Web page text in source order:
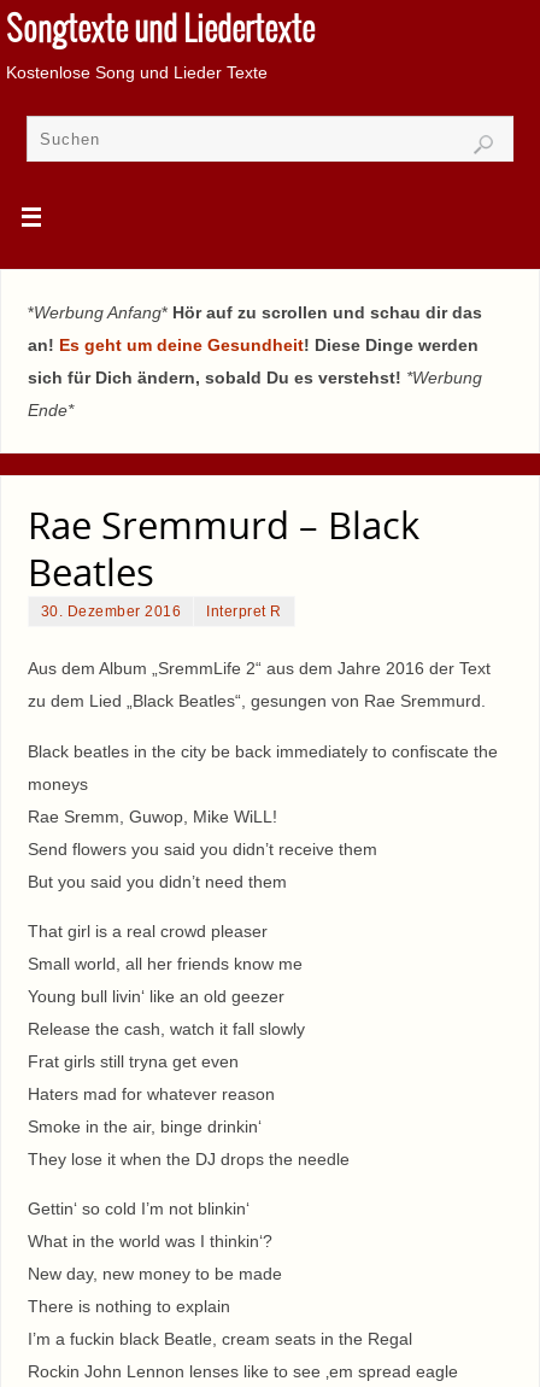
Songtexte und Liedertexte
Kostenlose Song und Lieder Texte
*Werbung Anfang* Hör auf zu scrollen und schau dir das
an! Es geht um deine Gesundheit! Diese Dinge werden
sich für Dich ändern, sobald Du es verstehst! *Werbung
Ende*
Rae Sremmurd – Black
Beatles
30. Dezember 2016 Interpret R
Aus dem Album „SremmLife 2“ aus dem Jahre 2016 der Text
zu dem Lied „Black Beatles“, gesungen von Rae Sremmurd.
Black beatles in the city be back immediately to confiscate the
moneys
Rae Sremm, Guwop, Mike WiLL!
Send flowers you said you didn’t receive them
But you said you didn’t need them
That girl is a real crowd pleaser
Small world, all her friends know me
Young bull livin‘ like an old geezer
Release the cash, watch it fall slowly
Frat girls still tryna get even
Haters mad for whatever reason
Smoke in the air, binge drinkin‘
They lose it when the DJ drops the needle
Gettin‘ so cold I’m not blinkin‘
What in the world was I thinkin‘?
New day, new money to be made
There is nothing to explain
I’m a fuckin black Beatle, cream seats in the Regal
Rockin John Lennon lenses like to see ‚em spread eagle